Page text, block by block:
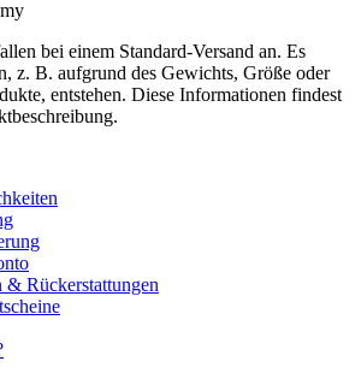
bei einem Standard-Versand an. Es
z. B. aufgrund des Gewichts, Größe oder
entstehen. Diese Informationen findest
& Rückerstattungen